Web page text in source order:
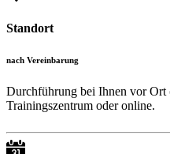
Standort
nach Vereinbarung
Durchführung bei Ihnen vor
Trainingszentrum oder online.